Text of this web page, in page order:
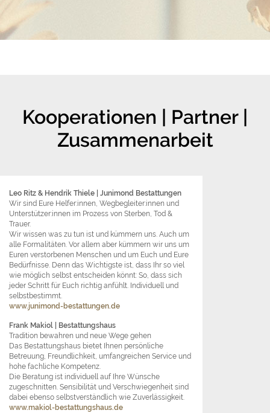
Kooperationen | Partner |
Zusammenarbeit
Leo Ritz & Hendrik Thiele | Junimond Bestattungen
Wir sind Eure Helfer:innen, Wegbegleiter:innen und
Unterstützer:innen im Prozess von Sterben, Tod &
Trauer.
Wir wissen was zu tun ist und kümmern uns. Auch um
alle Formalitäten. Vor allem aber kümmern wir uns um
Euren verstorbenen Menschen und um Euch und Eure
Bedürfnisse. Denn das Wichtigste ist, dass Ihr so viel
wie möglich selbst entscheiden könnt: So, dass sich
jeder Schritt für Euch richtig anfühlt. Individuell und
selbstbestimmt.
www.junimond-bestattungen.de
Frank Makiol | Bestattungshaus
Tradition bewahren und neue Wege gehen
Das Bestattungshaus bietet Ihnen persönliche
Betreuung, Freundlichkeit, umfangreichen Service und
hohe fachliche Kompetenz.
Die Beratung ist individuell auf Ihre Wünsche
zugeschnitten. Sensibilität und Verschwiegenheit sind
dabei ebenso selbstverständlich wie Zuverlässigkeit.
www.makiol-bestattungshaus.de